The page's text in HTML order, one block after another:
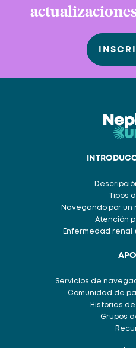
Tipos
Navegando por un
Atención
Enfermedad renal
Servicios de
Comunidad de
Historias
Grupos